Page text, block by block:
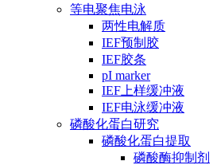
等电聚焦电泳
两性电解质
IEF预制胶
IEF胶条
pI marker
IEF上样缓冲液
IEF电泳缓冲液
磷酸化蛋白研究
磷酸化蛋白提取
磷酸酶抑制剂